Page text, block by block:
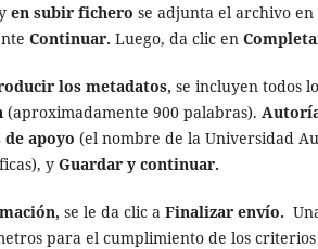
en subir fichero se adjunta el archivo
Continuar. Luego, da clic en
los metadatos, se incluyen todos
(aproximadamente 900 palabras).
de apoyo (el nombre de la Universidad
y Guardar y continuar.
se le da clic a Finalizar envío.
para el cumplimiento de los